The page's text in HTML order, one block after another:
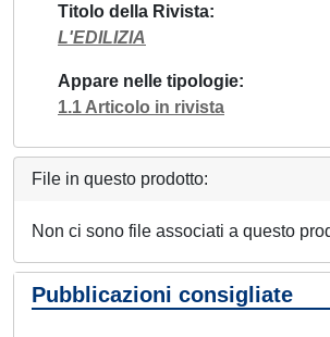
Titolo della Rivista
L'EDILIZIA
Appare nelle tipologie
1.1 Articolo in rivista
File in questo prodotto:
Non ci sono file associati a questo
Pubblicazioni consigliate